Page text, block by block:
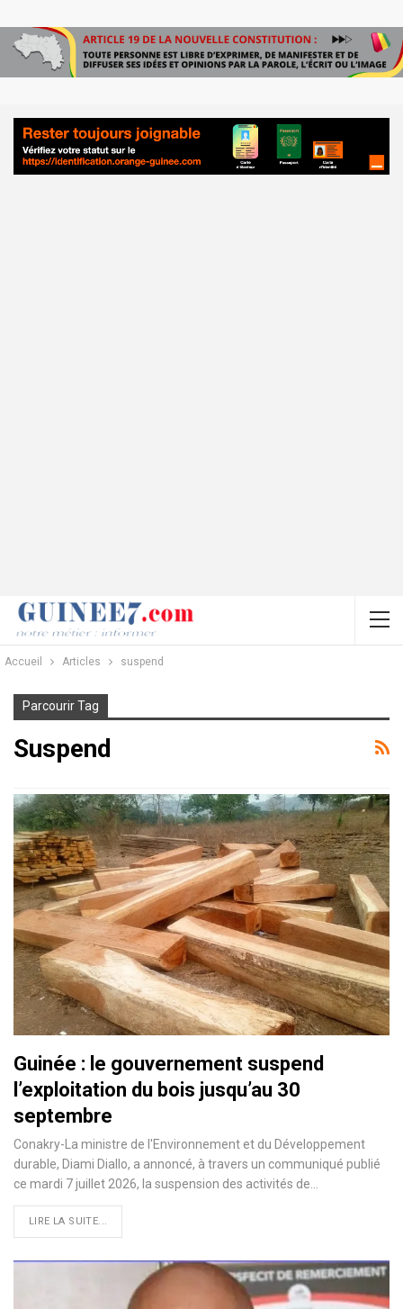
Accueil Articles suspend
Parcourir Tag
Suspend
Guinée : le gouvernement suspend
l’exploitation du bois jusqu’au 30
septembre
Conakry-La ministre de l'Environnement et du Développement
durable, Diami Diallo, a annoncé, à travers un communiqué publié
ce mardi 7 juillet 2026, la suspension des activités de…
LIRE LA SUITE...